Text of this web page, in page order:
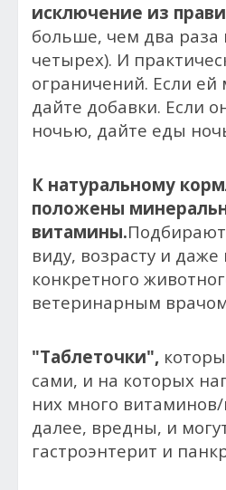
исключение из
больше, чем два раза
четырех). И
ограничений. Если
дайте добавки. Если
ночью, дайте еды
К натуральному
положены
витамины.
виду, возрасту и даже
конкретного
ветеринарным
"Таблеточки",
сами, и на которых
них много
далее, вредны, и
гастроэнтерит и